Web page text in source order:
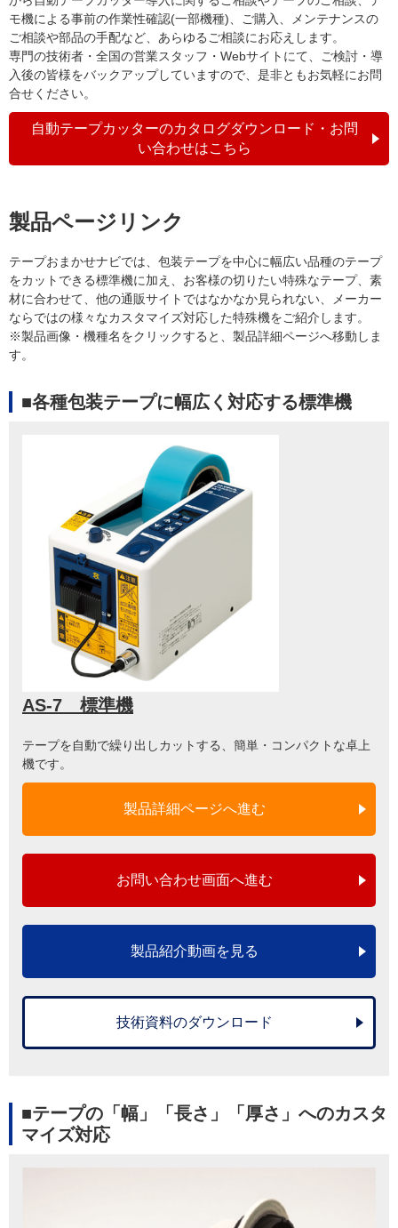
モ機による事前の作業性確認(一部機種)、ご購入、メンテナンスの
ご相談や部品の手配など、あらゆるご相談にお応えします。
専門の技術者・全国の営業スタッフ・Webサイトにて、ご検討・導
入後の皆様をバックアップしていますので、是非ともお気軽にお問
合せください。
自動テープカッターのカタログダウンロード・お問
い合わせはこちら
製品ページリンク
テープおまかせナビでは、包装テープを中心に幅広い品種のテープ
をカットできる標準機に加え、お客様の切りたい特殊なテープ、素
材に合わせて、他の通販サイトではなかなか見られない、メーカー
ならではの様々なカスタマイズ対応した特殊機をご紹介します。
※製品画像・機種名をクリックすると、製品詳細ページへ移動しま
す。
■各種包装テープに幅広く対応する標準機
AS-7 標準機
テープを自動で繰り出しカットする、簡単・コンパクトな卓上
機です。
製品詳細ページへ進む
お問い合わせ画面へ進む
製品紹介動画を見る
技術資料のダウンロード
■テープの「幅」「長さ」「厚さ」へのカスタ
マイズ対応